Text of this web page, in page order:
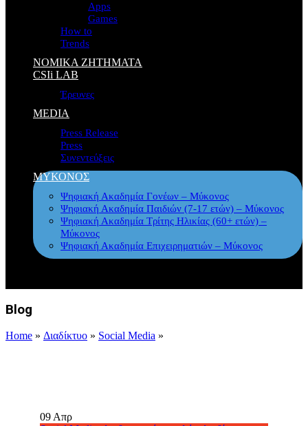
Apps
Games
How to
Trends
ΝΟΜΙΚΑ ΖΗΤΗΜΑΤΑ
CSIi LAB
Έρευνες
MEDIA
Press Release
Press
Συνεντεύξεις
ΜΥΚΟΝΟΣ
Ψηφιακή Ακαδημία Γονέων – Μύκονος
Ψηφιακή Ακαδημία Παιδιών (7-17 ετών) – Μύκονος
Ψηφιακή Ακαδημία Τρίτης Ηλικίας (60+ ετών) –
Μύκονος
Ψηφιακή Ακαδημία Επιχειρηματιών – Μύκονος
Blog
Home » Διαδίκτυο » Social Media »
09Απρ